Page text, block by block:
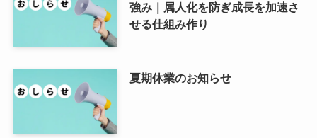
強み｜属人化を防ぎ成長を加速さ
せる仕組み作り
夏期休業のお知らせ